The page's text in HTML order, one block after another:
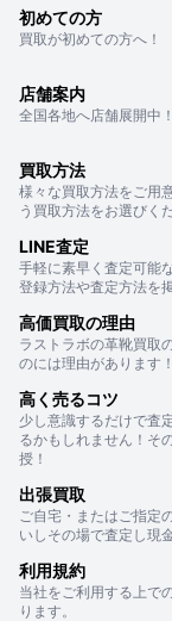
初めての方
買取が初めての方へ！
店舗案内
全国各地へ店舗展開中！
買取方法
様々な買取方法をご用
う買取方法をお選びく
LINE査定
手軽に素早く査定可能
登録方法や査定方法を
高価買取の理由
ラストラボの革靴買取
のには理由があります！
高く売るコツ
少し意識するだけで査
るかもしれません！そ
授！
出張買取
ご自宅・またはご指定
いしその場で査定し現
利用規約
当社をご利用する上で
ります。